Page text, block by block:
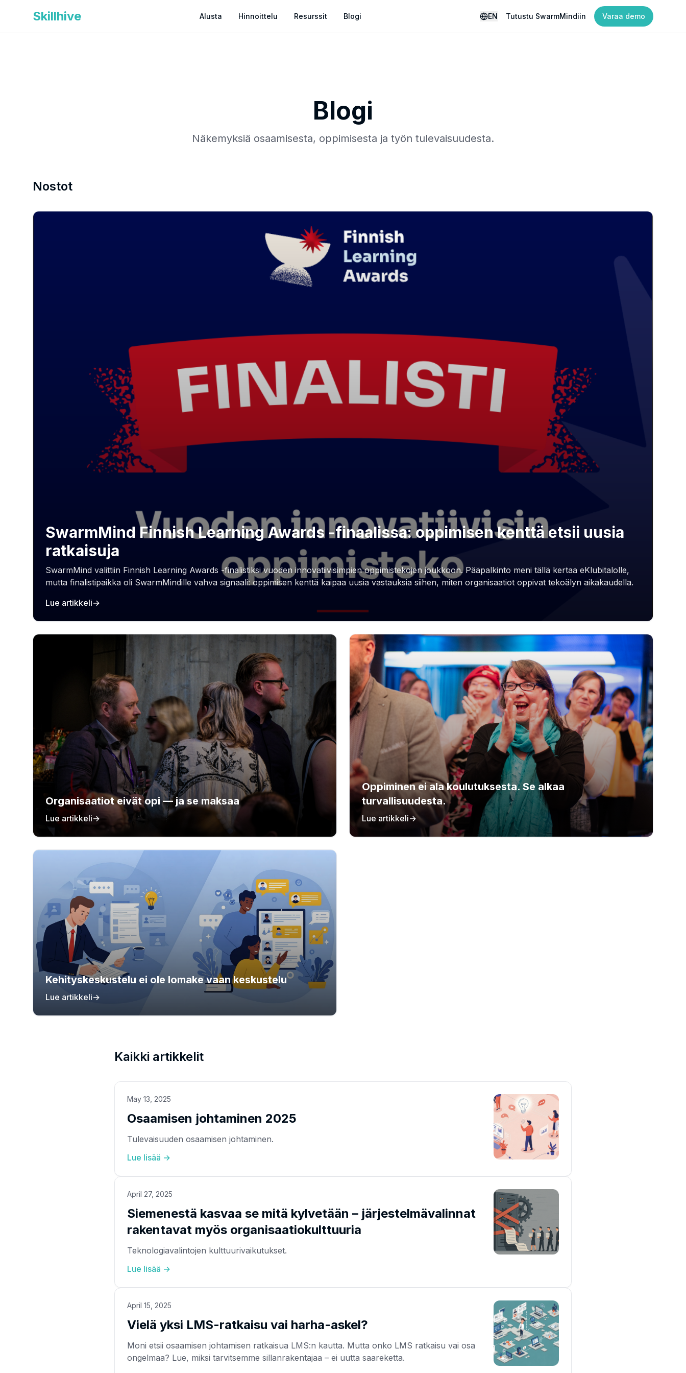
Skillhive Alusta Hinnoittelu Resurssit Blogi EN Tutustu SwarmMindiin Varaa demo
Blogi
Näkemyksiä osaamisesta, oppimisesta ja työn tulevaisuudesta.
Nostot
SwarmMind Finnish Learning Awards -finaalissa: oppimisen kenttä etsii uusia
ratkaisuja
SwarmMind valittiin Finnish Learning Awards -finalistiksi vuoden innovatiivisimpien oppimistekojen joukkoon. Pääpalkinto meni tällä kertaa eKlubitalolle,
mutta finalistipaikka oli SwarmMindille vahva signaali: oppimisen kenttä kaipaa uusia vastauksia siihen, miten organisaatiot oppivat tekoälyn aikakaudella.
Lue artikkeli→
Organisaatiot eivät opi — ja se maksaa
Lue artikkeli→
Oppiminen ei ala koulutuksesta. Se alkaa
turvallisuudesta.
Lue artikkeli→
Kehityskeskustelu ei ole lomake vaan keskustelu
Lue artikkeli→
Kaikki artikkelit
May 13, 2025
Osaamisen johtaminen 2025
Tulevaisuuden osaamisen johtaminen.
Lue lisää →
April 27, 2025
Siemenestä kasvaa se mitä kylvetään – järjestelmävalinnat
rakentavat myös organisaatiokulttuuria
Teknologiavalintojen kulttuurivaikutukset.
Lue lisää →
April 15, 2025
Vielä yksi LMS-ratkaisu vai harha-askel?
Moni etsii osaamisen johtamisen ratkaisua LMS:n kautta. Mutta onko LMS ratkaisu vai osa
ongelmaa? Lue, miksi tarvitsemme sillanrakentajaa – ei uutta saareketta.